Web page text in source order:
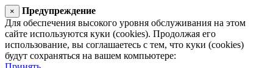
×
Предупреждение
Для обеспечения высокого уровня обслуживания на этом
сайте используются куки (cookies). Продолжая его
использование, вы соглашаетесь с тем, что куки (cookies)
будут сохраняться на вашем компьютере: